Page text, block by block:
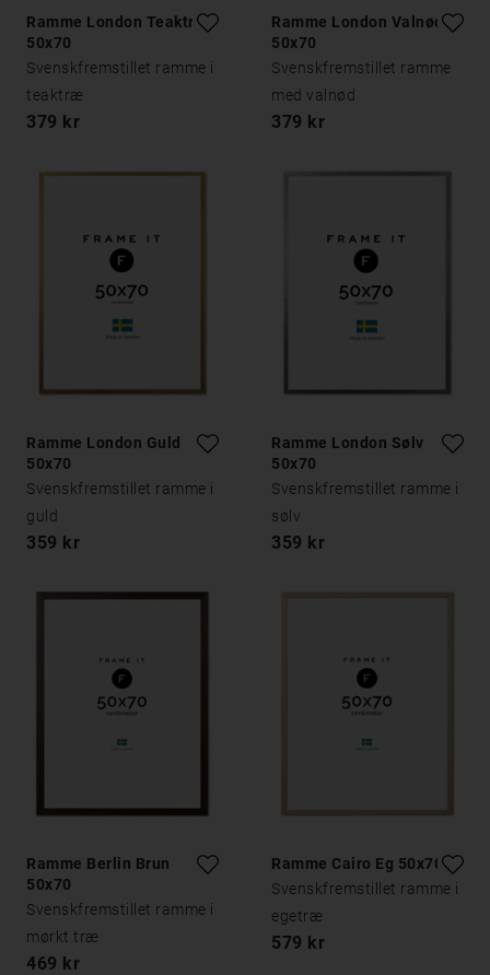
Ramme London Teaktræ
50x70
Svenskfremstillet ramme i
teaktræ
379 kr
Ramme London Valnød
50x70
Svenskfremstillet ramme
med valnød
379 kr
Ramme London Guld
50x70
Svenskfremstillet ramme i
guld
359 kr
Ramme London Sølv
50x70
Svenskfremstillet ramme i
sølv
359 kr
Ramme Berlin Brun
50x70
Svenskfremstillet ramme i
mørkt træ
469 kr
Ramme Cairo Eg 50x70
Svenskfremstillet ramme i
egetræ
579 kr